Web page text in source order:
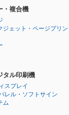
・複合機
ジェット・ページプリン
タル印刷機
スプレイ
レル・ソフトサイン
ム